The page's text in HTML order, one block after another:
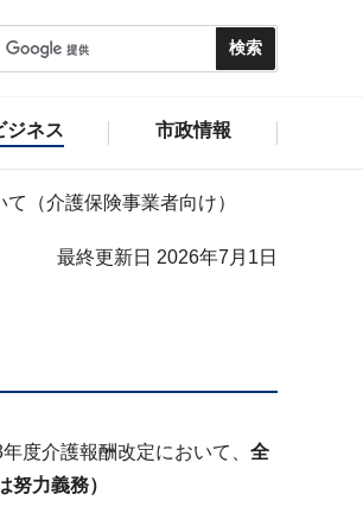
ジネス 市政情報
（介護保険事業者向け）
最終更新日 2026年7月1日
度介護報酬改定において、 全
力義務）